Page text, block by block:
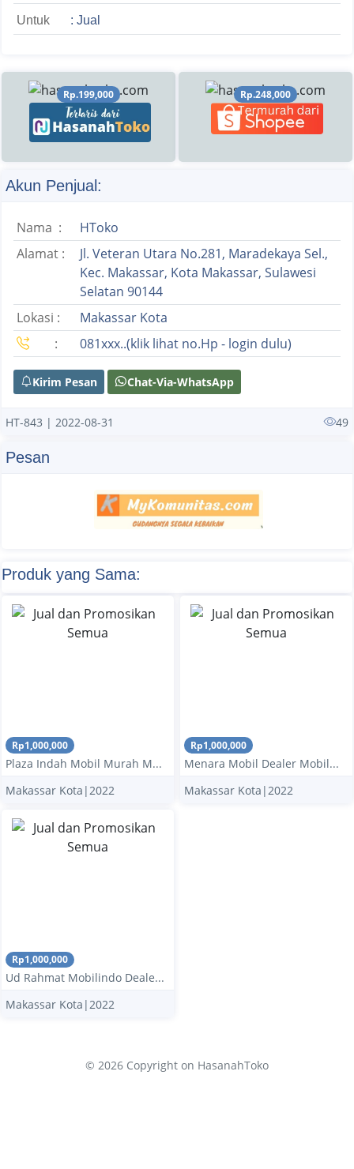
Untuk : Jual
Rp.199,000 Rp.248,000
Akun Penjual:
Nama :
HToko
Alamat :
Jl. Veteran Utara No.281, Maradekaya Sel.,
Kec. Makassar, Kota Makassar, Sulawesi
Selatan 90144
Lokasi :
Makassar Kota
:
081xxx..(klik lihat no.Hp - login dulu)
Kirim Pesan Chat-Via-WhatsApp
HT-843 | 2022-08-31 49
Pesan
Produk yang Sama:
Rp1,000,000
Plaza Indah Mobil Murah M...
Makassar Kota|2022
Rp1,000,000
Menara Mobil Dealer Mobil...
Makassar Kota|2022
Rp1,000,000
Ud Rahmat Mobilindo Deale...
Makassar Kota|2022
© 2026 Copyright on HasanahToko